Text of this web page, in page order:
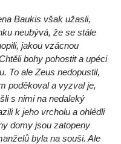
Baukis však užasli,
neubývá, že se stále
jakou vzácnou
bohy pohostit a upéci
To ale Zeus nedopustil,
poděkoval a vyzval je,
s nimi na nedaleký
k jeho vrcholu a ohlédli
domy jsou zatopeny
byla na souši. Ale